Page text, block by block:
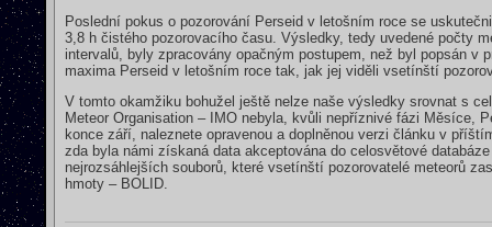
Poslední pokus o pozorování Perseid v letošním roce se
3,8 h čistého pozorovacího času. Výsledky, tedy uvedené počty
intervalů, byly zpracovány opačným postupem, než byl popsán v
maxima Perseid v letošním roce tak, jak jej viděli vsetínští
V tomto okamžiku bohužel ještě nelze naše výsledky srovnat s
Meteor Organisation – IMO nebyla, kvůli nepříznivé fázi Měsíce,
konce září, naleznete opravenou a doplněnou verzi článku v
zda byla námi získaná data akceptována do celosvětové
nejrozsáhlejších souborů, které vsetínští pozorovatelé meteorů
hmoty – BOLID.